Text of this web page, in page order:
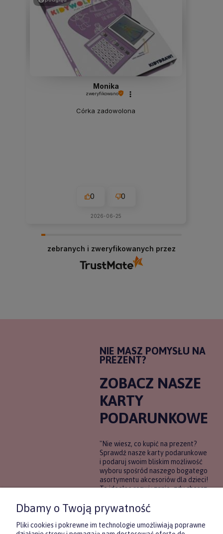
Monika
zweryfikowano
Córka zadowolona
0 0
2026-06-25
zebranych i zweryfikowanych przez
NIE MASZ POMYSŁU NA
PREZENT?
ZOBACZ NASZE
KARTY
PODARUNKOWE
"Nie wiesz, co kupić na prezent?
Sprawdź nasze karty podarunkowe
i podaruj swoim bliskim możliwość
wyboru spośród naszego bogatego
asortymentu akcesoriów dla dzieci!
To idealne rozwiązanie, gdy chcesz
pewności, co będzie najbardziej
trafione.
Dbamy o Twoją prywatność
Pliki cookies i pokrewne im technologie umożliwiają poprawne